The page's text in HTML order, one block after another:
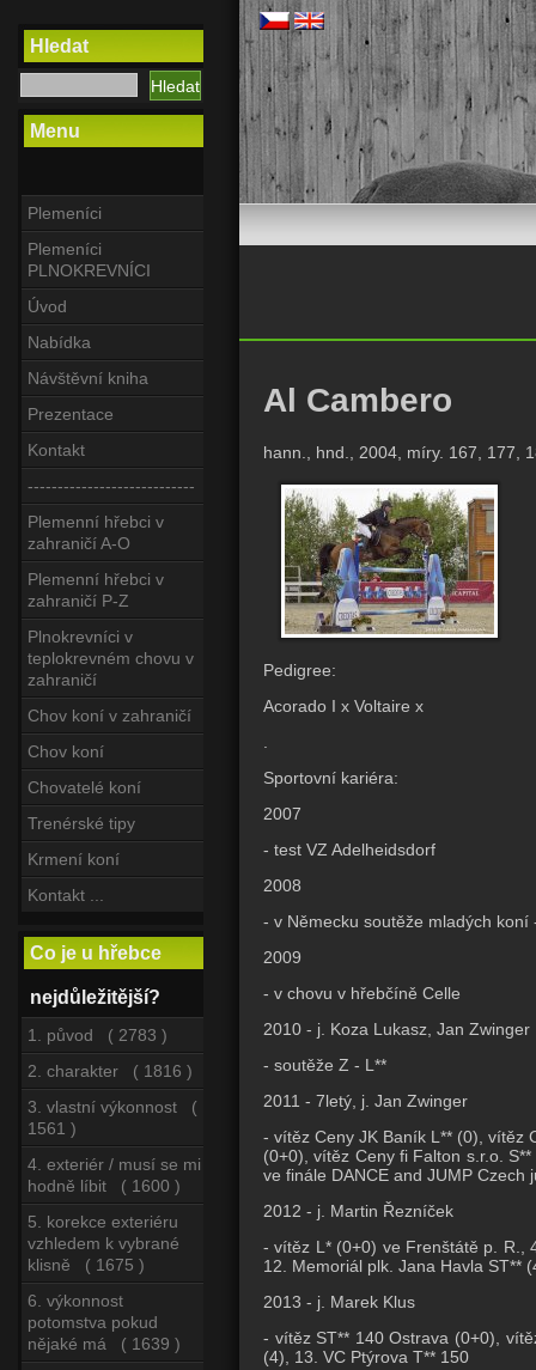
Hledat
Menu
Plemeníci
Plemeníci
PLNOKREVNÍCI
Úvod
Nabídka
Návštěvní kniha
Prezentace
Kontakt
----------------------------
Plemenní hřebci v
zahraničí A-O
Plemenní hřebci v
zahraničí P-Z
Plnokrevníci v
teplokrevném chovu v
zahraničí
Chov koní v zahraničí
Chov koní
Chovatelé koní
Trenérské tipy
Krmení koní
Kontakt ...
Co je u hřebce
nejdůležitější?
1. původ ( 2783 )
2. charakter ( 1816 )
3. vlastní výkonnost (
1561 )
4. exteriér / musí se mi
hodně líbit ( 1600 )
5. korekce exteriéru
vzhledem k vybrané
klisně ( 1675 )
6. výkonnost
potomstva pokud
nějaké má ( 1639 )
Al Cambero
hann., hnd., 2004, míry. 167, 177,
Pedigree:
Acorado I x Voltaire x
Sportovní kariéra:
2007
- test VZ Adelheidsdorf
2008
- v Německu soutěže mladých
2009
- v chovu v hřebčíně Celle
2010 - j. Koza Lukasz, Jan Zwinger
- soutěže Z - L**
2011 - 7letý, j. Jan Zwinger
- vítěz Ceny JK Baník L** (0), vítěz
(0+0), vítěz Ceny fi Falton s.r.o.
ve finále DANCE and JUMP Czech
2012 - j. Martin Řezníček
- vítěz L* (0+0) ve Frenštátě p. R.,
12. Memoriál plk. Jana Havla ST**
2013 - j. Marek Klus
- vítěz ST** 140 Ostrava (0+0),
(4), 13. VC Ptýrova T** 150